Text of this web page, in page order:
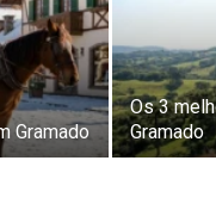
Gramado
Os 3
Gramado